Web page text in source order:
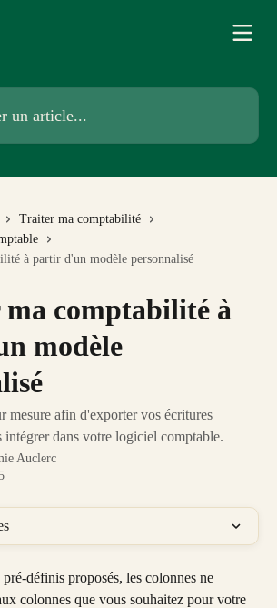
Traiter ma comptabilité
à partir d'un modèle personnalisé
comptabilité à
modèle
mesure afin d'exporter vos écritures
intégrer dans votre logiciel comptable.
Auclerc
pré-définis proposés, les colonnes ne
colonnes que vous souhaitez pour votre